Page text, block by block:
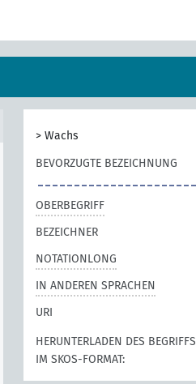
> Wachs
BEVORZUGTE BEZEICHNUNG
OBERBEGRIFF
BEZEICHNER
NOTATIONLONG
IN ANDEREN SPRACHEN
URI
HERUNTERLADEN DES BEGRIFFS
IM SKOS-FORMAT: